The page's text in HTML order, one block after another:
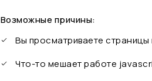
Возможные причины:
Вы просматриваете
Что-то мешает работе